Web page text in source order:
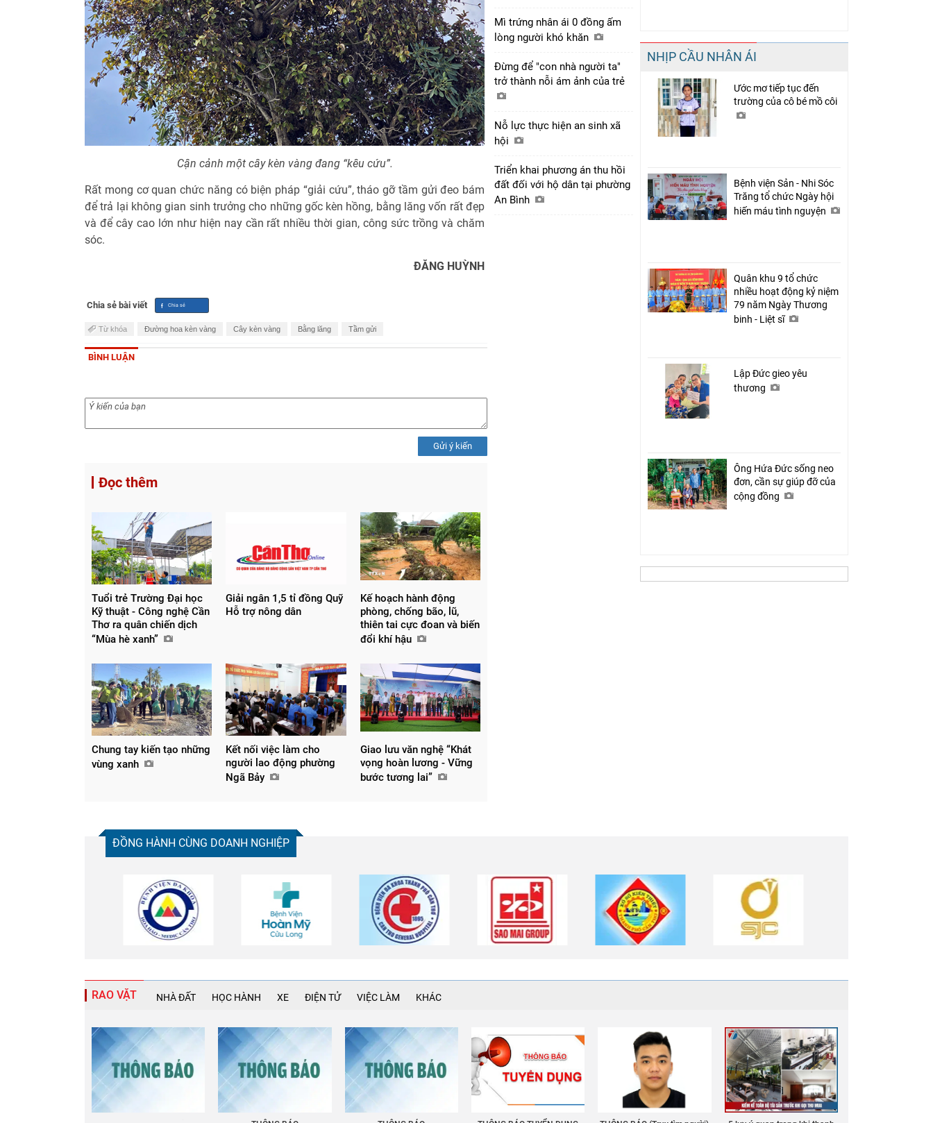
Cận cảnh một cây kèn vàng đang “kêu cứu”.
Rất mong cơ quan chức năng có biện pháp “giải cứu”, tháo gỡ tầm gửi đeo bám
để trả lại không gian sinh trưởng cho những gốc kèn hồng, bằng lăng vốn rất đẹp
và để cây cao lớn như hiện nay cần rất nhiều thời gian, công sức trồng và chăm
sóc.
ĐĂNG HUỲNH
Chia sẻ bài viết
Từ khóa Đường hoa kèn vàng Cây kèn vàng Bằng lăng Tầm gửi
BÌNH LUẬN
Gửi ý kiến
Đọc thêm
Tuổi trẻ Trường Đại học
Kỹ thuật - Công nghệ Cần
Thơ ra quân chiến dịch
“Mùa hè xanh”
Giải ngân 1,5 tỉ đồng Quỹ
Hỗ trợ nông dân
Kế hoạch hành động
phòng, chống bão, lũ,
thiên tai cực đoan và biến
đổi khí hậu
Chung tay kiến tạo những
vùng xanh
Kết nối việc làm cho
người lao động phường
Ngã Bảy
Giao lưu văn nghệ “Khát
vọng hoàn lương - Vững
bước tương lai”
Mì trứng nhân ái 0 đồng ấm
lòng người khó khăn
Đừng để "con nhà người ta"
trở thành nỗi ám ảnh của trẻ
Nỗ lực thực hiện an sinh xã
hội
Triển khai phương án thu hồi
đất đối với hộ dân tại phường
An Bình
NHỊP CẦU NHÂN ÁI
Ước mơ tiếp tục đến
trường của cô bé mồ côi
Bệnh viện Sản - Nhi Sóc
Trăng tổ chức Ngày hội
hiến máu tình nguyện
Quân khu 9 tổ chức
nhiều hoạt động kỷ niệm
79 năm Ngày Thương
binh - Liệt sĩ
Lập Đức gieo yêu
thương
Ông Hứa Đức sống neo
đơn, cần sự giúp đỡ của
cộng đồng
ĐỒNG HÀNH CÙNG DOANH NGHIỆP
RAO VẶT NHÀ ĐẤT HỌC HÀNH XE ĐIỆN TỬ VIỆC LÀM KHÁC